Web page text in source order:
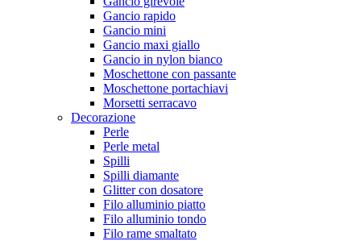
Gancio rapido
Gancio mini
Gancio maxi giallo
Gancio in nylon bianco
Moschettone con passante
Moschettone portachiavi
Morsetti serracavo
Decorazione
Perle
Perle metal
Spilli
Spilli diamante
Glitter con dosatore
Filo alluminio piatto
Filo alluminio tondo
Filo rame smaltato